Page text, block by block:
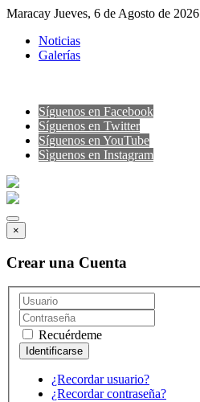
Maracay Jueves, 6 de Agosto de 2026
Noticias
Galerías
Síguenos en Facebook
Síguenos en Twitter
Síguenos en YouTube
Sìguenos en Instagram
×
Crear una Cuenta
Recuérdeme
¿Recordar usuario?
¿Recordar contraseña?